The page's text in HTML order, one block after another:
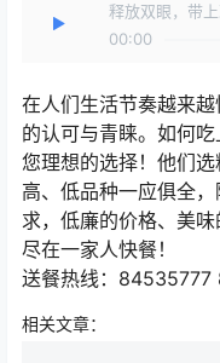
释放双眼，带
00:00
在人们生活节奏越来
的认可与青睐。如何
您理想的选择！他们选
高、低品种一应俱全
求，低廉的价格、美
尽在一家人快餐！
送餐热线：84535777
相关文章：